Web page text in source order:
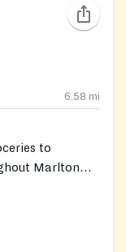
6.58 mi
to
Marlton
produce,
pantry serves
welcomes